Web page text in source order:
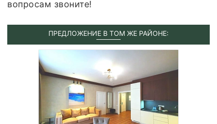
вопросам звоните!
ПРЕДЛОЖЕНИЕ В ТОМ ЖЕ РАЙОНЕ: